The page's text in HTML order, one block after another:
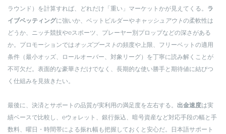
ラウンド）を計算すれば、どれだけ「重い」マーケットかが見えてくる。 ラ
イブベッティングに強いか、ベットビルダーやキャッシュアウトの柔軟性は
どうか、ニッチ競技やeスポーツ、プレーヤー別プロップなどの深さがある
か。プロモーションではオッズブーストの頻度や上限、フリーベットの適用
条件（最小オッズ、ロールオーバー、対象リーグ）を丁寧に読み解くことが
不可欠だ。表面的な豪華さだけでなく、長期的な使い勝手と期待値に結びつ
く仕組みを見抜きたい。
最後に、決済とサポートの品質が実利用の満足度を左右する。 出金速度は実
績ベースで比較し、eウォレット、銀行振込、暗号資産など対応手段の幅と手
数料、曜日・時間帯による振れ幅も把握しておくと安心だ。日本語サポート